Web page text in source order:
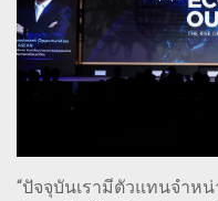
“ปัจจุบันเรามีตัวแทนจำห